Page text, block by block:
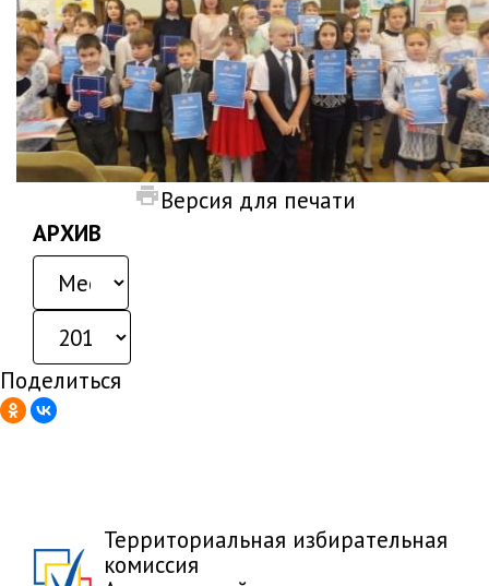
Версия для печати
АРХИВ
Поделиться
Территориальная избирательная
комиссия